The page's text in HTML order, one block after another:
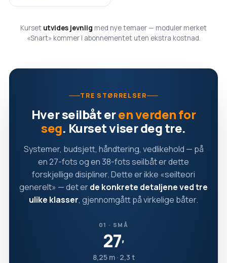
Kurset utvides jevnlig med nye temaer — moduler merket
«Snart» kommer i abonnementet uten ekstra kostnad.
TRE STØRRELSER
Hver seilbåt eren verden for
seg. Kurset viser deg tre.
Systemer, budsjett, håndtering, vedlikehold — på
en 27-fots og en 38-fots seilbåt er dette
forskjellige disipliner. Dette er ikke «seilteori
generelt» — det erde konkrete detaljene ved tre
ulike klasser, gjennomgått på virkelige båter.
01 · SMÅ
27′
8,25 m · 2,3 t